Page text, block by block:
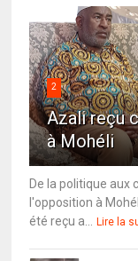
2
Azali reçu
à Mohéli
De la politique aux
l'opposition à
été reçu a...
Lire la